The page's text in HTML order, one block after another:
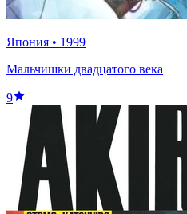
Япония • 1999
Мальчишки двадцатого века
9